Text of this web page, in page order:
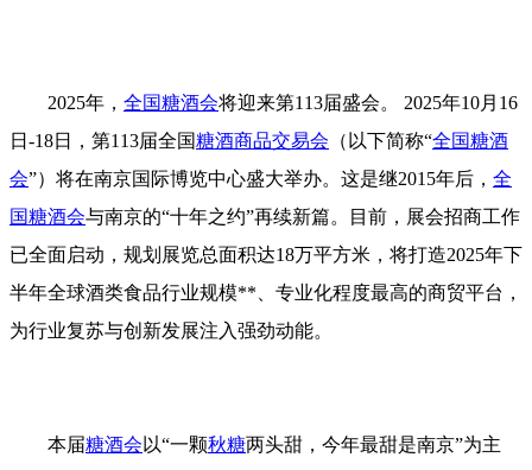
2025年， 全国糖酒会将迎来第113届盛会。 2025年10月16
日-18日，第113届全国糖酒商品交易会 （以下简称“全国糖酒
会”）将在南京国际博览中心盛大举办。这是继2015年后， 全
国糖酒会与南京的“十年之约”再续新篇。目前，展会招商工作
已全面启动，规划展览总面积达18万平方米，将打造2025年下
半年全球酒类食品行业规模**、专业化程度最高的商贸平台，
为行业复苏与创新发展注入强劲动能。
本届糖酒会 以“一颗秋糖两头甜，今年最甜是南京”为主